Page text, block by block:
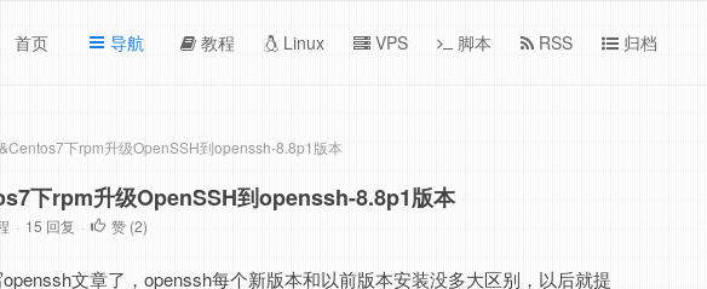
首页 导航 教程 Linux VPS 脚本 RSS 归档
下rpm升级OpenSSH到openssh-8.8p1版本
下rpm升级OpenSSH到openssh-8.8p1版本
· 15 回复 · 赞 (2)
文章了，openssh每个新版本和以前版本安装没多大区别，以后就提